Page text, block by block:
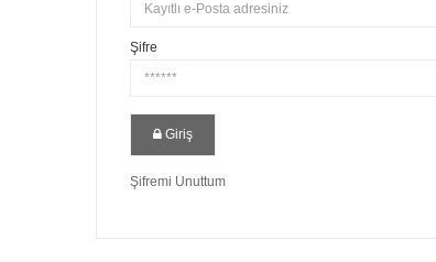
Şifre
Giriş
Şifremi Unuttum